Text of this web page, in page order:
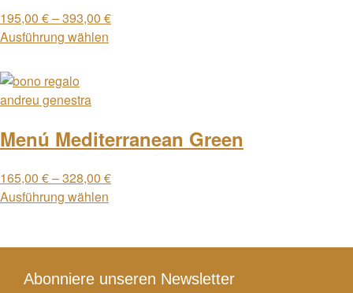
195,00 €–393,00 €
Ausführung wählen
Menú Mediterranean Green
165,00 €–328,00 €
Ausführung wählen
Abonniere unseren Newsletter